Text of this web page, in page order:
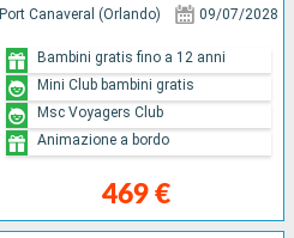
Port Canaveral (Orlando) 09/07/2028
469 €
Bambini gratis fino a 12 anni
Mini Club bambini gratis
Msc Voyagers Club
Animazione a bordo